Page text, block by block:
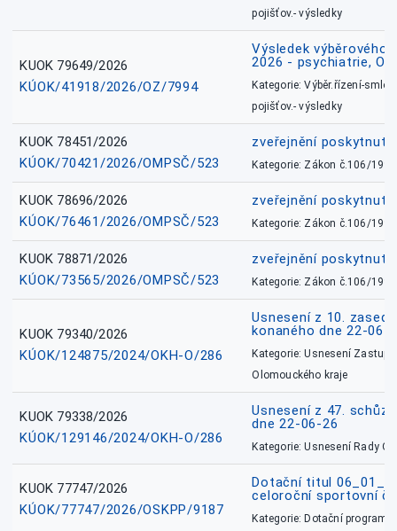
pojišťov.- výsledky
KUOK 79649/2026
KÚOK/41918/2026/OZ/7994
Výsledek výběrového
2026 - psychiatrie,
Kategorie: Výběr.řízení-
pojišťov.- výsledky
KUOK 78451/2026
KÚOK/70421/2026/OMPSČ/523
zveřejnění
Kategorie: Zákon č.106/1999
KUOK 78696/2026
KÚOK/76461/2026/OMPSČ/523
zveřejnění
Kategorie: Zákon č.106/1999
KUOK 78871/2026
KÚOK/73565/2026/OMPSČ/523
zveřejnění
Kategorie: Zákon č.106/1999
KUOK 79340/2026
KÚOK/124875/2024/OKH-O/286
Usnesení z 10.
konaného dne 22-06-
Kategorie: Usnesení
Olomouckého kraje
KUOK 79338/2026
KÚOK/129146/2024/OKH-O/286
Usnesení z 47.
dne 22-06-26
Kategorie: Usnesení Rady
KUOK 77747/2026
KÚOK/77747/2026/OSKPP/9187
Dotační titul
celoroční sportovní
Kategorie: Dotační